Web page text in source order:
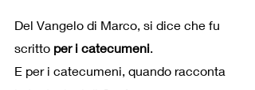
Del Vangelo di Marco, si dice che fu
scritto per i catecumeni.
E per i catecumeni, quando racconta